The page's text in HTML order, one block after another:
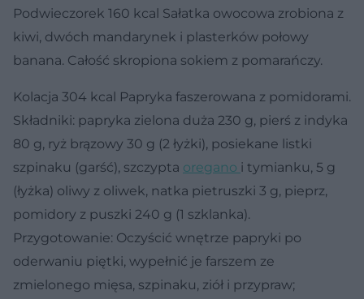
Podwieczorek 160 kcal Sałatka owocowa zrobiona z
kiwi, dwóch mandarynek i plasterków połowy
banana. Całość skropiona sokiem z pomarańczy.
Kolacja 304 kcal Papryka faszerowana z pomidorami.
Składniki: papryka zielona duża 230 g, pierś z indyka
80 g, ryż brązowy 30 g (2 łyżki), posiekane listki
szpinaku (garść), szczypta oregano i tymianku, 5 g
(łyżka) oliwy z oliwek, natka pietruszki 3 g, pieprz,
pomidory z puszki 240 g (1 szklanka).
Przygotowanie: Oczyścić wnętrze papryki po
oderwaniu piętki, wypełnić je farszem ze
zmielonego mięsa, szpinaku, ziół i przypraw;